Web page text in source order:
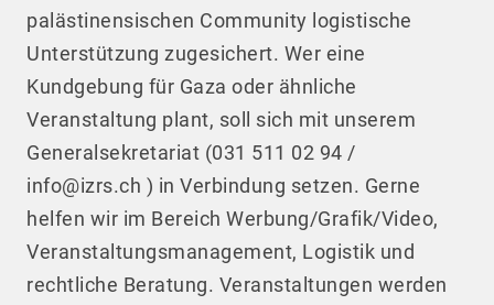
palästinensischen Community logistische
Unterstützung zugesichert. Wer eine
Kundgebung für Gaza oder ähnliche
Veranstaltung plant, soll sich mit unserem
Generalsekretariat (031 511 02 94 /
info@izrs.ch ) in Verbindung setzen. Gerne
helfen wir im Bereich Werbung/Grafik/Video,
Veranstaltungsmanagement, Logistik und
rechtliche Beratung. Veranstaltungen werden